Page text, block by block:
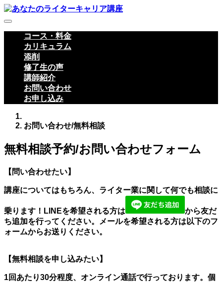
コース・料金
カリキュラム
添削
修了生の声
講師紹介
お問い合わせ
お申し込み
お問い合わせ/無料相談
無料相談予約/お問い合わせフォーム
【問い合わせたい】
講座についてはもちろん、ライター業に関して何でも相談に
乗ります！LINEを希望される方は
から友だ
ち追加を行ってください。メールを希望される方は以下のフ
ォームからお送りください。
【無料相談を申し込みたい】
1回あたり30分程度、オンライン通話で行っております。個